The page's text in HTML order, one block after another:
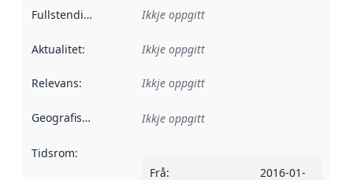
Fullstendigheit Ikkje oppgitt
Aktualitet: Ikkje oppgitt
Relevans: Ikkje oppgitt
Geografisk område Ikkje oppgitt
Tidsrom:
Frå:
2016-01-